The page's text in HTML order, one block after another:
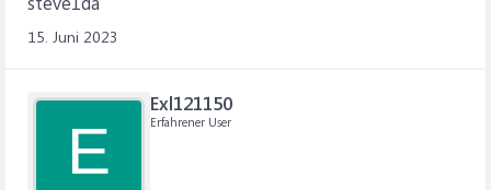
15. Juni 2023
E
Exl121150
Erfahrener User